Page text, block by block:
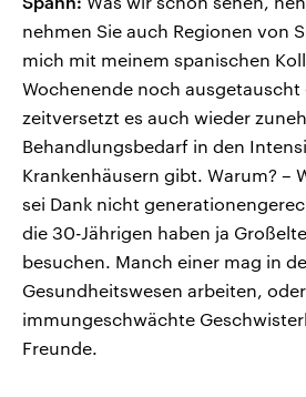
nehmen Sie auch Regionen von
mich mit meinem spanischen
Wochenende noch ausgetauscht
zeitversetzt es auch wieder
Behandlungsbedarf in den
Krankenhäusern gibt. Warum? –
sei Dank nicht
die 30-Jährigen haben ja
besuchen. Manch einer mag in
Gesundheitswesen arbeiten,
immungeschwächte
Freunde.